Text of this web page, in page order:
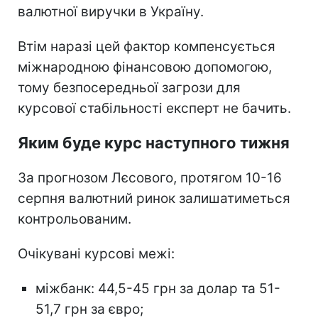
валютної виручки в Україну.
Втім наразі цей фактор компенсується
міжнародною фінансовою допомогою,
тому безпосередньої загрози для
курсової стабільності експерт не бачить.
Яким буде курс наступного тижня
За прогнозом Лєсового, протягом 10-16
серпня валютний ринок залишатиметься
контрольованим.
Очікувані курсові межі:
міжбанк: 44,5-45 грн за долар та 51-
51,7 грн за євро;